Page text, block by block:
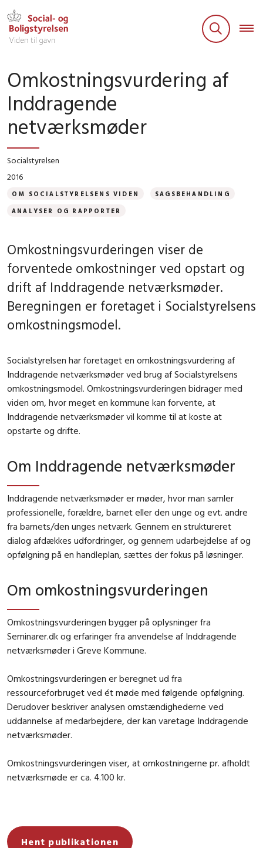
Omkostningsvurdering af
Inddragende
netværksmøder
Socialstyrelsen
2016
OM SOCIALSTYRELSENS VIDEN SAGSBEHANDLING
ANALYSER OG RAPPORTER
Omkostningsvurderingen viser de
forventede omkostninger ved opstart og
drift af Inddragende netværksmøder.
Beregningen er foretaget i Socialstyrelsens
omkostningsmodel.
Socialstyrelsen har foretaget en omkostningsvurdering af
Inddragende netværksmøder ved brug af Socialstyrelsens
omkostningsmodel. Omkostningsvurderingen bidrager med
viden om, hvor meget en kommune kan forvente, at
Inddragende netværksmøder vil komme til at koste at
opstarte og drifte.
Om Inddragende netværksmøder
Inddragende netværksmøder er møder, hvor man samler
professionelle, forældre, barnet eller den unge og evt. andre
fra barnets/den unges netværk. Gennem en struktureret
dialog afdækkes udfordringer, og gennem udarbejdelse af og
opfølgning på en handleplan, sættes der fokus på løsninger.
Om omkostningsvurderingen
Omkostningsvurderingen bygger på oplysninger fra
Seminarer.dk og erfaringer fra anvendelse af Inddragende
netværksmøder i Greve Kommune.
Omkostningsvurderingen er beregnet ud fra
ressourceforbruget ved ét møde med følgende opfølgning.
Derudover beskriver analysen omstændighederne ved
uddannelse af medarbejdere, der kan varetage Inddragende
netværksmøder.
Omkostningsvurderingen viser, at omkostningerne pr. afholdt
netværksmøde er ca. 4.100 kr.
Hent publikationen